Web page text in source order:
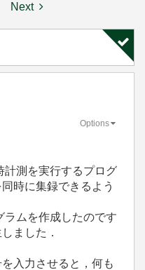
Next
Options
計測を実行するプログ
時に集録できるよう
ラムを作成したのです
ました．
入力させると，何も